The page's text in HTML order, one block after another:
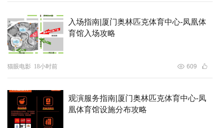
易攒齐一摞材料跑到窗口，一句“我们这儿办不了，得去市
里”直接让人原地崩溃。每一件“小事”都得靠人情、绕弯路才
能勉强搞定，最后还是老夏（魏翔 饰）动用“前妻表弟的同
学”的关系才解了围。莱茵县的人情世故太复杂，让耿直的
王长海彻底水土不服。
更绝的是莱茵县长王心灵（张国强 饰）出场这段戏，一路
上遇到各种意想不到的突发状况，招待王长海时热情拥抱、
入场指南|厦门奥林匹克体育中心-凤凰体
育馆入场攻略
猫眼电影 18小时前 609
观演服务指南|厦门奥林匹克体育中心-凤
凰体育馆设施分布攻略